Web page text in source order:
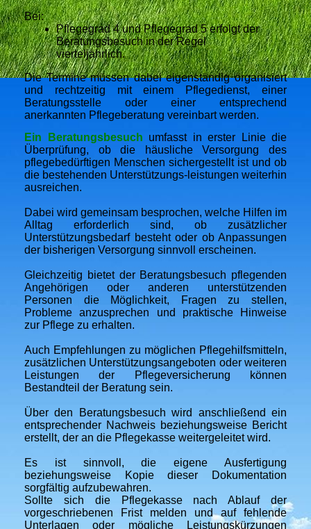
Bei:
Pflegegrad 4 und Pflegegrad 5 erfolgt der
Beratungsbesuch in der Regel
vierteljährlich.
Die Termine müssen dabei eigenständig organisiert
und rechtzeitig mit einem Pflegedienst, einer
Beratungsstelle oder einer entsprechend
anerkannten Pflegeberatung vereinbart werden.
Ein Beratungsbesuch umfasst in erster Linie die
Überprüfung, ob die häusliche Versorgung des
pflegebedürftigen Menschen sichergestellt ist und ob
die bestehenden Unterstützungs-leistungen weiterhin
ausreichen.
Dabei wird gemeinsam besprochen, welche Hilfen im
Alltag erforderlich sind, ob zusätzlicher
Unterstützungsbedarf besteht oder ob Anpassungen
der bisherigen Versorgung sinnvoll erscheinen.
Gleichzeitig bietet der Beratungsbesuch pflegenden
Angehörigen oder anderen unterstützenden
Personen die Möglichkeit, Fragen zu stellen,
Probleme anzusprechen und praktische Hinweise
zur Pflege zu erhalten.
Auch Empfehlungen zu möglichen Pflegehilfsmitteln,
zusätzlichen Unterstützungsangeboten oder weiteren
Leistungen der Pflegeversicherung können
Bestandteil der Beratung sein.
Über den Beratungsbesuch wird anschließend ein
entsprechender Nachweis beziehungsweise Bericht
erstellt, der an die Pflegekasse weitergeleitet wird.
Es ist sinnvoll, die eigene Ausfertigung
beziehungsweise Kopie dieser Dokumentation
sorgfältig aufzubewahren.
Sollte sich die Pflegekasse nach Ablauf der
vorgeschriebenen Frist melden und auf fehlende
Unterlagen oder mögliche Leistungskürzungen